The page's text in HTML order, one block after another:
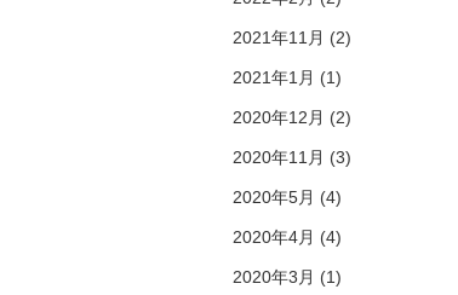
2021年11月 (2)
2021年1月 (1)
2020年12月 (2)
2020年11月 (3)
2020年5月 (4)
2020年4月 (4)
2020年3月 (1)